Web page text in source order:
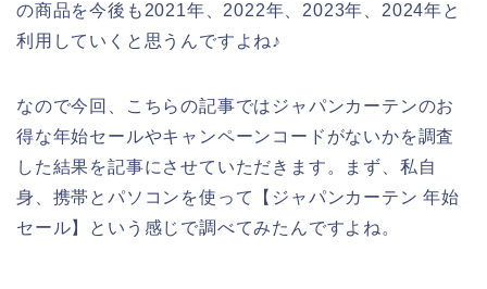
の商品を今後も2021年、2022年、2023年、2024年と
利用していくと思うんですよね♪
なので今回、こちらの記事ではジャパンカーテンのお
得な年始セールやキャンペーンコードがないかを調査
した結果を記事にさせていただきます。まず、私自
身、携帯とパソコンを使って【ジャパンカーテン 年始
セール】という感じで調べてみたんですよね。